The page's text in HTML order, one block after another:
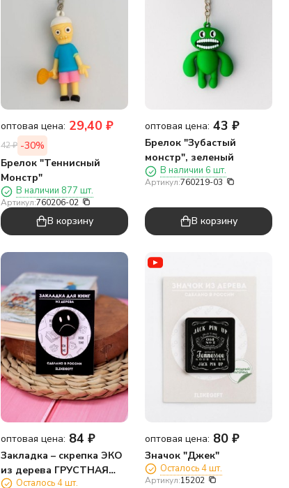
оптовая цена: 29,40 ₽
42₽ -30%
Брелок "Теннисный
Монстр"
В наличии 877 шт.
Артикул:760206-02
В корзину
оптовая цена: 43 ₽
Брелок "Зубастый
монстр", зеленый
В наличии 6 шт.
Артикул:760219-03
В корзину
оптовая цена: 84 ₽
Закладка – скрепка ЭКО
из дерева ГРУСТНАЯ
УЛЫБКА
Осталось 4 шт.
оптовая цена: 80 ₽
Значок "Джек"
Осталось 4 шт.
Артикул:15202